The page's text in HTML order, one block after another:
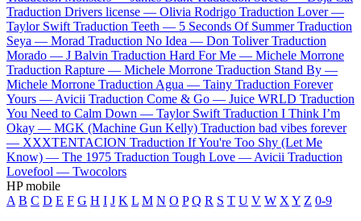
Traduction Drivers license — Olivia Rodrigo Traduction Lover —
Taylor Swift Traduction Teeth — 5 Seconds Of Summer Traduction
Seya — Morad Traduction No Idea — Don Toliver Traduction
Morado — J Balvin Traduction Hard For Me — Michele Morrone
Traduction Rapture — Michele Morrone Traduction Stand By —
Michele Morrone Traduction Agua — Tainy Traduction Forever
Yours — Avicii Traduction Come & Go — Juice WRLD Traduction
You Need to Calm Down — Taylor Swift Traduction I Think I’m
Okay — MGK (Machine Gun Kelly) Traduction bad vibes forever
— XXXTENTACION Traduction If You're Too Shy (Let Me
Know) — The 1975 Traduction Tough Love — Avicii Traduction
Lovefool — Twocolors
HP mobile
A B C D E F G H I J K L M N O P Q R S T U V W X Y Z 0-9